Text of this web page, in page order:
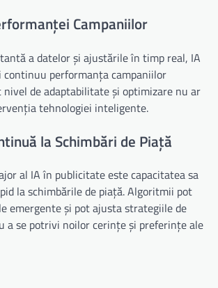
Campaniilor
a datelor și ajustările în timp real, IA
performanța campaniilor
nivel de adaptabilitate și optimizare nu ar
tehnologiei inteligente.
la Schimbări de Piață
al IA în publicitate este capacitatea sa
la schimbările de piață. Algoritmii pot
emergente și pot ajusta strategiile de
a se potrivi noilor cerințe și preferințe ale